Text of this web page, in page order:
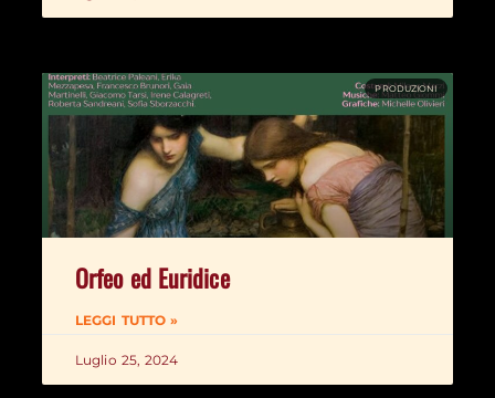
PRODUZIONI
Orfeo ed Euridice
LEGGI TUTTO »
Luglio 25, 2024